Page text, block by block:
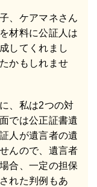
、ケアマネさん
材料に公証人は
してくれまし
かもしれませ
、私は2つの対
では公正証書遺
人が遺言者の遺
んので、遺言者
合、一定の担保
れた判例もあ